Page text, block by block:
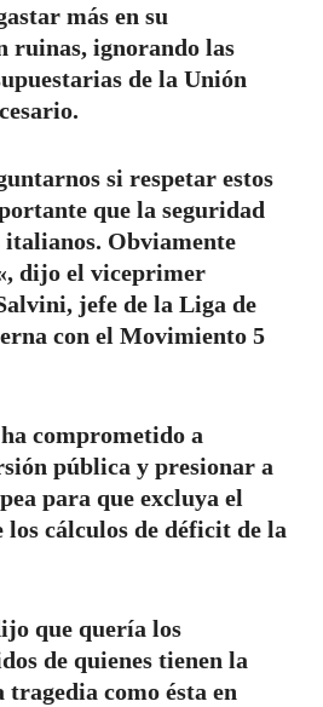
más en su
ruinas, ignorando las
de la Unión
si respetar estos
que la seguridad
italianos. Obviamente
dijo el viceprimer
jefe de la Liga de
con el Movimiento 5
comprometido a
pública y presionar a
para que excluya el
los cálculos de déficit de la
que quería los
de quienes tienen la
como ésta en